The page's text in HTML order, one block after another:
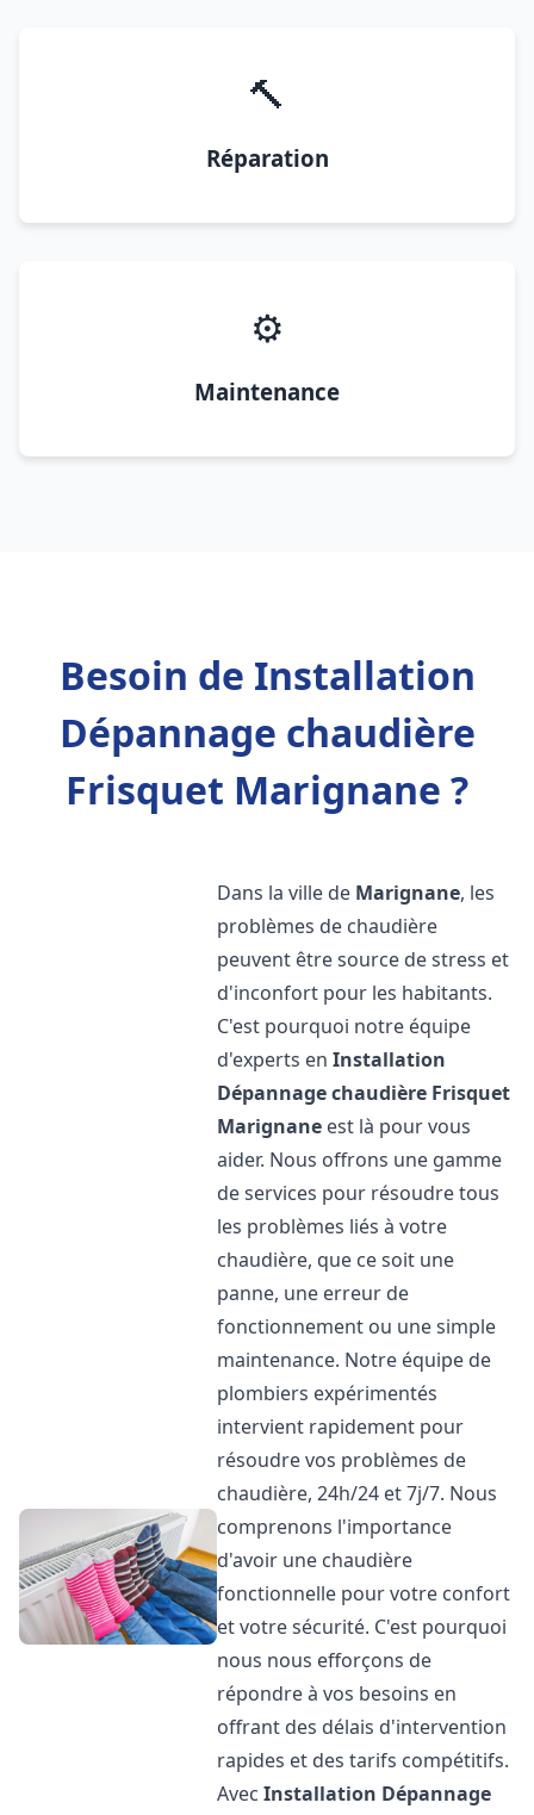
🔨
Réparation
⚙️
Maintenance
Besoin de Installation
Dépannage chaudière
Frisquet Marignane ?
Dans la ville de Marignane, les
problèmes de chaudière
peuvent être source de stress et
d'inconfort pour les habitants.
C'est pourquoi notre équipe
d'experts enInstallation
Dépannage chaudière Frisquet
Marignane est là pour vous
aider. Nous offrons une gamme
de services pour résoudre tous
les problèmes liés à votre
chaudière, que ce soit une
panne, une erreur de
fonctionnement ou une simple
maintenance. Notre équipe de
plombiers expérimentés
intervient rapidement pour
résoudre vos problèmes de
chaudière, 24h/24 et 7j/7. Nous
comprenons l'importance
d'avoir une chaudière
fonctionnelle pour votre confort
et votre sécurité. C'est pourquoi
nous nous efforçons de
répondre à vos besoins en
offrant des délais d'intervention
rapides et des tarifs compétitifs.
AvecInstallation Dépannage